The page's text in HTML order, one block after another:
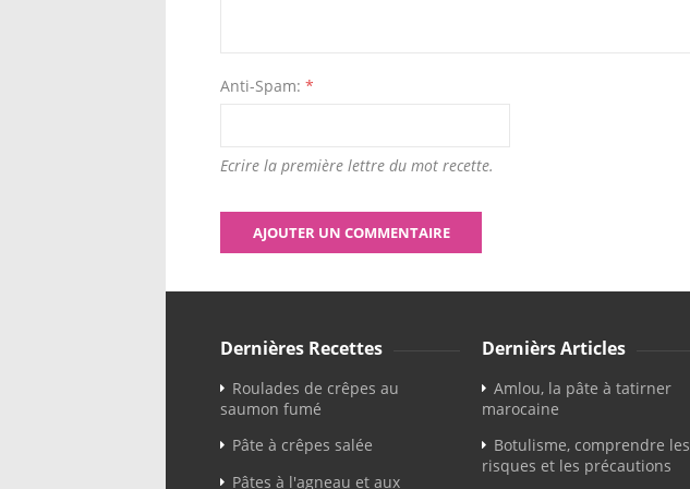
Anti-Spam: *
Ecrire la première lettre du mot recette.
Dernières Recettes
Roulades de crêpes au
saumon fumé
Pâte à crêpes salée
Pâtes à l'agneau et aux
Dernièrs Articles
Amlou, la pâte à tatirner
marocaine
Botulisme, comprendre les
risques et les précautions